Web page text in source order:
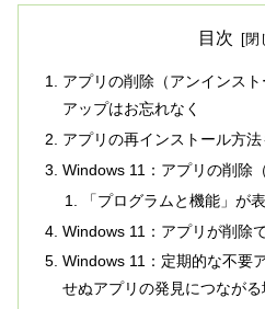
目次
アプリの削除（アンインス
アップはお忘れなく
アプリの再インストール方法
Windows 11：アプリの削除
「プログラムと機能」が
Windows 11：アプリが削除
Windows 11：定期的な不要
せぬアプリの発見につながる